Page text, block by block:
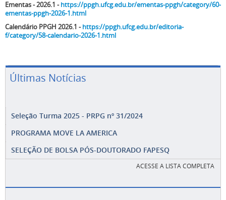
Ementas - 2026.1 -https://ppgh.ufcg.edu.br/ementas-ppgh/category/60-
ementas-ppgh-2026-1.html
Calendário PPGH 2026.1 -https://ppgh.ufcg.edu.br/editoria-
f/category/58-calendario-2026-1.html
Últimas Notícias
Seleção Turma 2025 - PRPG nº 31/2024
PROGRAMA MOVE LA AMERICA
SELEÇÃO DE BOLSA PÓS-DOUTORADO FAPESQ
ACESSE A LISTA COMPLETA